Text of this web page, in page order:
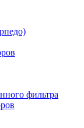
фильтра